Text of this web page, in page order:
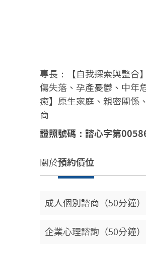
專長：【自我探索與整合
傷失落、孕產憂鬱、中年
癒】原生家庭、親密關係
商
證照號碼：諮心字第
關於預約價位
成人個別諮商（50分鐘）
企業心理諮詢（50分鐘）